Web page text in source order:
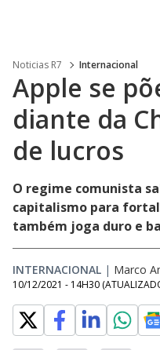
Noticias R7 Internacional
Apple se
diante da
de lucros
O regime comunista
capitalismo para
também joga duro e
INTERNACIONAL | Marco
10/12/2021 - 14H30